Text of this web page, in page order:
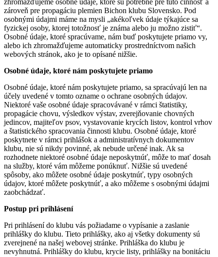
zároveň pre propagáciu plemien Bichon klubu Slovensko. Pod
osobnými údajmi máme na mysli „akékoľvek údaje týkajúce sa
fyzickej osoby, ktorej totožnosť je známa alebo ju možno zistiť“.
Osobné údaje, ktoré spracúvame, nám buď poskytujete priamo vy,
alebo ich zhromažďujeme automaticky prostredníctvom našich
webových stránok, ako je to opísané nižšie.
Osobné údaje, ktoré nám poskytujete priamo
Osobné údaje, ktoré nám poskytujete priamo, sa spracúvajú len na
účely uvedené v tomto ozname o ochrane osobných údajov.
Niektoré vaše osobné údaje spracovávané v rámci štatistiky,
propagácie chovu, výsledkov výstav, zverejňovanie chovných
jedincov, majiteľov psov, vystavovanie krycích listov, kontrol vrhov
a štatistického spracovania činnosti klubu. Osobné údaje, ktoré
poskytnete v rámci prihlášok a administratívnych dokumentov
klubu, nie sú nikdy povinné, ak nebude určené inak. Ak sa
rozhodnete niektoré osobné údaje neposkytnúť, môže to mať dosah
na služby, ktoré vám môžeme ponúknuť. Nižšie sú uvedené
spôsoby, ako môžete osobné údaje poskytnúť, typy osobných
údajov, ktoré môžete poskytnúť, a ako môžeme s osobnými údajmi
zaobchádzať.
Postup pri prihlásení
Pri prihlásení do klubu vás požiadame o vypísanie a zaslanie
prihlášky do klubu. Tieto prihlášky, ako aj všetky dokumenty sú
zverejnené na našej webovej stránke. Prihláška do klubu je
nevyhnutná. Prihlášky do klubu, krycie listy, prihlášky na bonitáciu